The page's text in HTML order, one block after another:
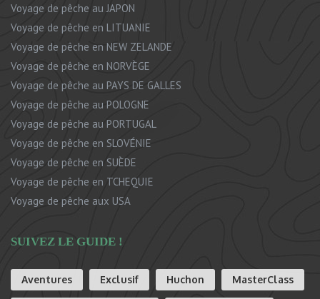
Voyage de pêche au JAPON
Voyage de pêche en LITUANIE
Voyage de pêche en NEW ZELANDE
Voyage de pêche en NORVÈGE
Voyage de pêche au PAYS DE GALLES
Voyage de pêche au POLOGNE
Voyage de pêche au PORTUGAL
Voyage de pêche en SLOVÉNIE
Voyage de pêche en SUÈDE
Voyage de pêche en TCHEQUIE
Voyage de pêche aux USA
SUIVEZ LE GUIDE !
Aventures Exclusif Huchon MasterClass